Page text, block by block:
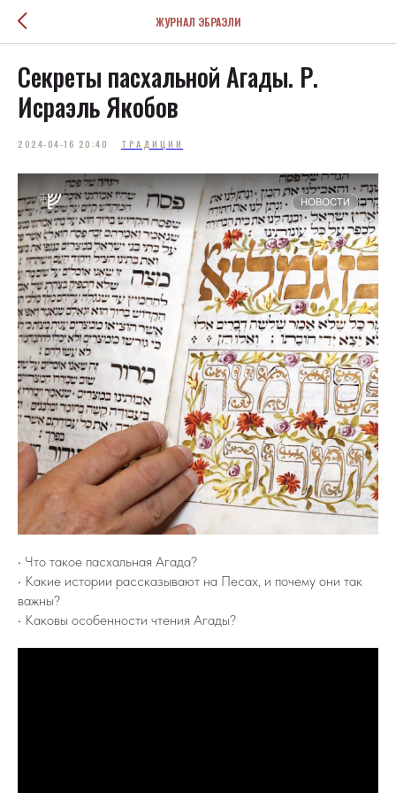
ЖУРНАЛ ЭБРАЭЛИ
Секреты пасхальной Агады. Р.
Исраэль Якобов
2024-04-16 20:40 ТРАДИЦИИ
•⁠ ⁠Что такое пасхальная Агада?
•⁠ ⁠Какие истории рассказывают на Песах, и почему они так
важны?
•⁠ ⁠Каковы особенности чтения Агады?